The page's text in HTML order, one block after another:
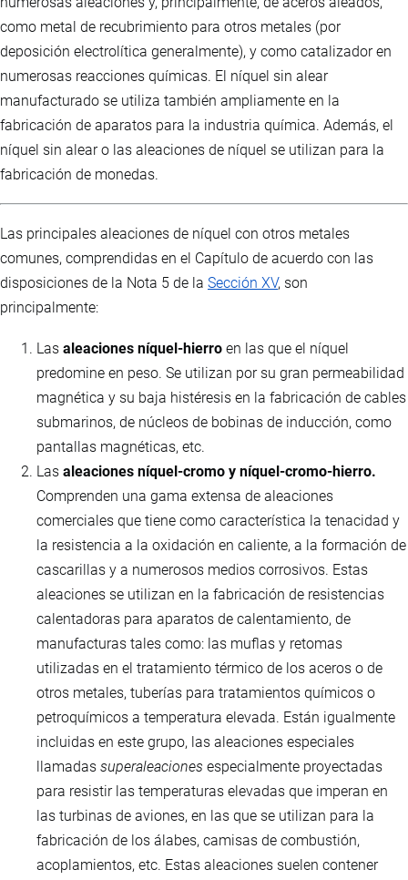
como metal de recubrimiento para otros metales (por
deposición electrolítica generalmente), y como catalizador en
numerosas reacciones químicas. El níquel sin alear
manufacturado se utiliza también ampliamente en la
fabricación de aparatos para la industria química. Además, el
níquel sin alear o las aleaciones de níquel se utilizan para la
fabricación de monedas.
Las principales aleaciones de níquel con otros metales
comunes, comprendidas en el Capítulo de acuerdo con las
disposiciones de la Nota 5 de la Sección XV, son
principalmente:
Las aleaciones níquel-hierro en las que el níquel
predomine en peso. Se utilizan por su gran permeabilidad
magnética y su baja histéresis en la fabricación de cables
submarinos, de núcleos de bobinas de inducción, como
pantallas magnéticas, etc.
Las aleaciones níquel-cromo y níquel-cromo-hierro.
Comprenden una gama extensa de aleaciones
comerciales que tiene como característica la tenacidad y
la resistencia a la oxidación en caliente, a la formación de
cascarillas y a numerosos medios corrosivos. Estas
aleaciones se utilizan en la fabricación de resistencias
calentadoras para aparatos de calentamiento, de
manufacturas tales como: las muflas y retomas
utilizadas en el tratamiento térmico de los aceros o de
otros metales, tuberías para tratamientos químicos o
petroquímicos a temperatura elevada. Están igualmente
incluidas en este grupo, las aleaciones especiales
llamadas superaleaciones especialmente proyectadas
para resistir las temperaturas elevadas que imperan en
las turbinas de aviones, en las que se utilizan para la
fabricación de los álabes, camisas de combustión,
acoplamientos, etc. Estas aleaciones suelen contener